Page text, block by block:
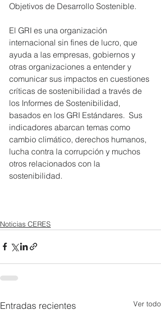
Objetivos de Desarrollo Sostenible.
El GRI es una organización
internacional sin fines de lucro, que
ayuda a las empresas, gobiernos y
otras organizaciones a entender y
comunicar sus impactos en cuestiones
críticas de sostenibilidad a través de
los Informes de Sostenibilidad,
basados en los GRI Estándares.  Sus
indicadores abarcan temas como
cambio climático, derechos humanos,
lucha contra la corrupción y muchos
otros relacionados con la
sostenibilidad.
Noticias CERES
Entradas recientes Ver todo